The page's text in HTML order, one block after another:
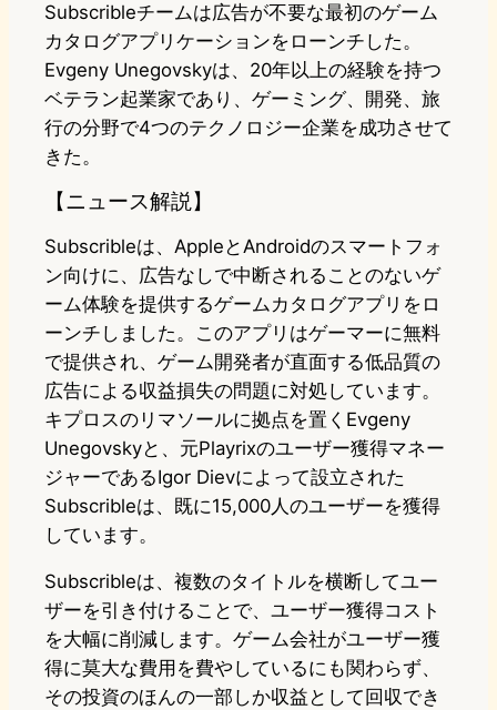
Subscribleチームは広告が不要な最初のゲーム
カタログアプリケーションをローンチした。
Evgeny Unegovskyは、20年以上の経験を持つ
ベテラン起業家であり、ゲーミング、開発、旅
行の分野で4つのテクノロジー企業を成功させて
きた。
【ニュース解説】
Subscribleは、AppleとAndroidのスマートフォ
ン向けに、広告なしで中断されることのないゲ
ーム体験を提供するゲームカタログアプリをロ
ーンチしました。このアプリはゲーマーに無料
で提供され、ゲーム開発者が直面する低品質の
広告による収益損失の問題に対処しています。
キプロスのリマソールに拠点を置くEvgeny
Unegovskyと、元Playrixのユーザー獲得マネー
ジャーであるIgor Dievによって設立された
Subscribleは、既に15,000人のユーザーを獲得
しています。
Subscribleは、複数のタイトルを横断してユー
ザーを引き付けることで、ユーザー獲得コスト
を大幅に削減します。ゲーム会社がユーザー獲
得に莫大な費用を費やしているにも関わらず、
その投資のほんの一部しか収益として回収でき